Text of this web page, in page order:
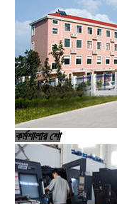
কর্মশালার শো